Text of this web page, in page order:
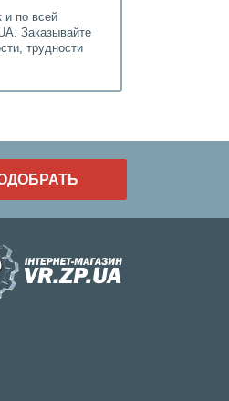
и по всей
Заказывайте
трудности